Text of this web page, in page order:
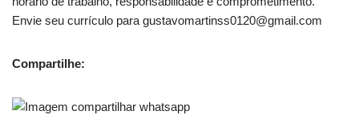
Envie seu currículo para gustavomartinss0120@gmail.com
Compartilhe: